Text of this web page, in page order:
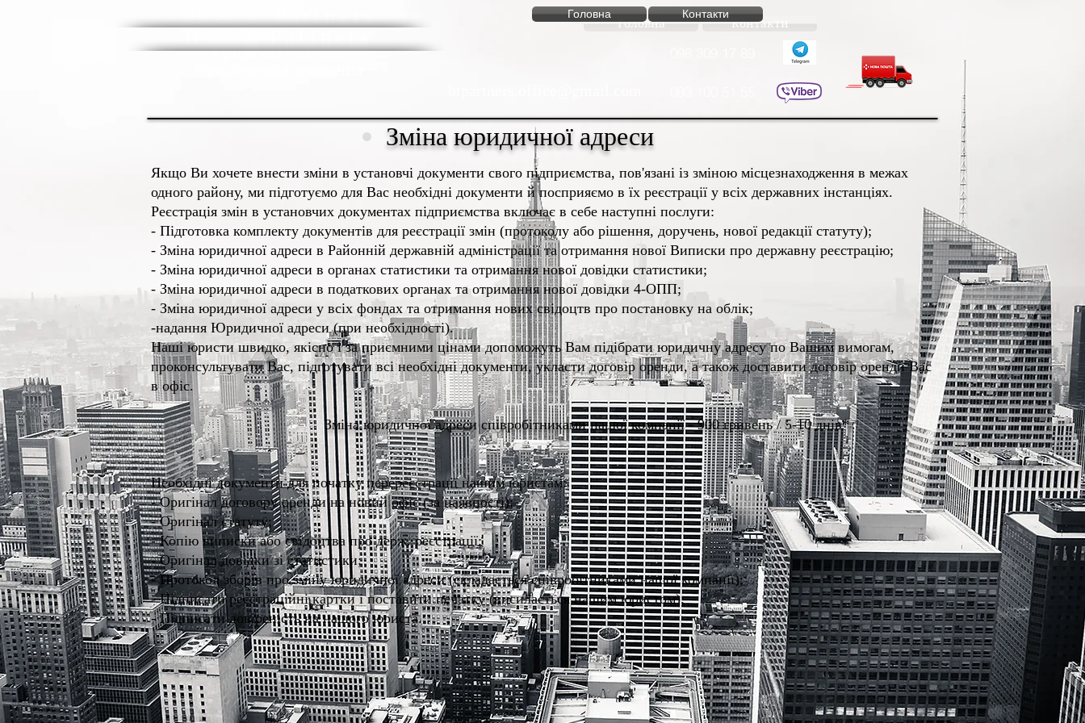
Головна Контакти
B & T Partners Головна Контакти
Юридична компанія
Зміна юридичної адреси
Якщо Ви хочете внести зміни в установчі документи свого підприємства, пов'язані із зміною місцезнаходження в межах
одного району, ми підготуємо для Вас необхідні документи й посприяємо в їх реєстрації у всіх державних інстанціях.
Реєстрація змін в установчих документах підприємства включає в себе наступні послуги:
- Підготовка комплекту документів для реєстрації змін (протоколу або рішення, доручень, нової редакції статуту);
- Зміна юридичної адреси в Районній державній адміністрації та отримання нової Виписки про державну реєстрацію;
- Зміна юридичної адреси в органах статистики та отримання нової довідки статистики;
- Зміна юридичної адреси в податкових органах та отримання нової довідки 4-ОПП;
- Зміна юридичної адреси у всіх фондах та отримання нових свідоцтв про постановку на облік;
-надання Юридичної адреси (при необхідності).
Наші юристи швидко, якісно і за приємними цінами допоможуть Вам підібрати юридичну адресу по Вашим вимогам,
проконсультувати Вас, підготувати всі необхідні документи, укласти договір оренди, а також доставити договір оренди Вас
в офіс.
Зміна юридичної адреси співробітниками нашої компанії - 900 гривень / 5-10 днів*
Необхідні документи для початку перереєстрації нашим юристам:
- Оригінал договору оренди на новий офіс (за наявності);
- Оригінал статуту;
- Копію виписки або свідоцтва про держ. реєстрації;
- Оригінал довідки зі статистики;
- Протокол зборів про зміну юридичної адреси (складається співробітниками нашої компанії);
- Підписати реєстраційні картки і поставити печатку (висилається нашим юристом);
- Підписати довіреність на нашого юриста.